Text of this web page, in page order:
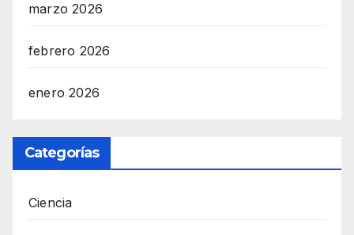
marzo 2026
febrero 2026
enero 2026
Categorías
Ciencia